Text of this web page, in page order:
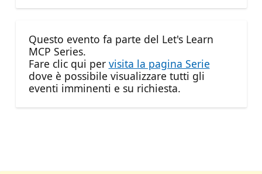
Questo evento fa parte del Let's Learn
MCP Series.
Fare clic qui per visita la pagina Serie
dove è possibile visualizzare tutti gli
eventi imminenti e su richiesta.